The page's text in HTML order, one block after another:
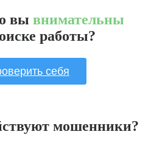
вы внимательны
работы?
себя
мошенники?